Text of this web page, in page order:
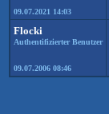
09.07.2021 14:03
Flocki
Authentifizierter Benutzer
09.07.2006 08:46